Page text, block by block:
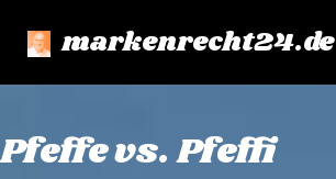
markenrecht24.de
Pfeffe vs. Pfeffi